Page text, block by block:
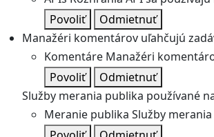
Povoliť
Odmietnuť
Manažéri komentárov uľahčujú
Komentáre Manažéri
Povoliť
Odmietnuť
Služby merania publika používané
Meranie publika Služby